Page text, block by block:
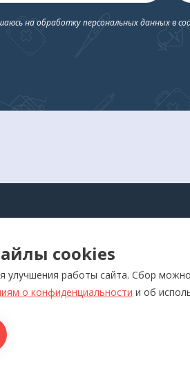
на обработку персональных данных в
для самоконтроля
аппараты
медназначения
cookies
работы сайта. Сбор
о конфиденциальности и об